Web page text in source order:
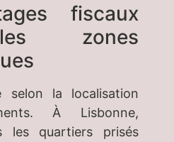
fiscaux
zones
selon la localisation
À Lisbonne,
les quartiers prisés